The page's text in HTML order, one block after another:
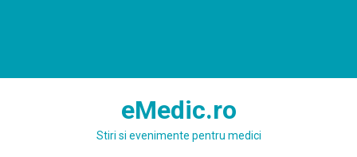
eMedic.ro
Stiri si evenimente pentru medici